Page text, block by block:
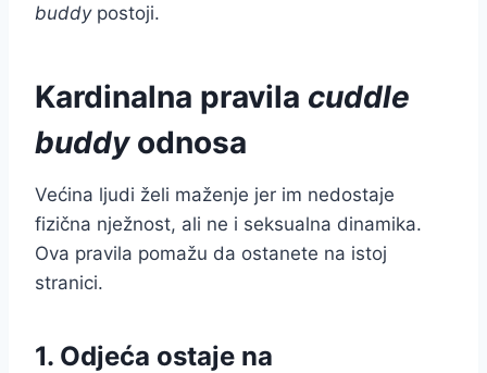
buddypostoji.
Kardinalna pravila cuddle
buddyodnosa
Većina ljudi želi maženje jer im nedostaje
fizična nježnost, ali ne i seksualna dinamika.
Ova pravila pomažu da ostanete na istoj
stranici.
1. Odjeća ostaje na